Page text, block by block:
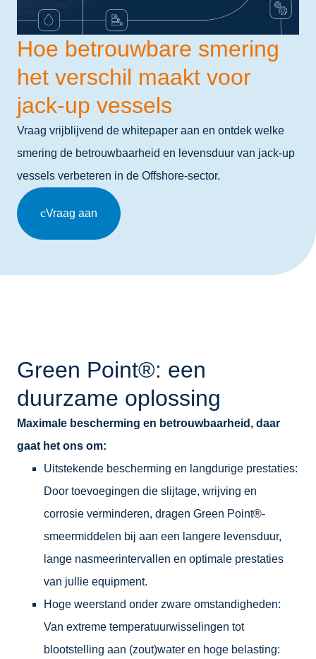
Hoe betrouwbare smering
het verschil maakt voor
jack‑up vessels
Vraag vrijblijvend de whitepaper aan en ontdek welke
smering de betrouwbaarheid en levensduur van jack‑up
vessels verbeteren in de Offshore‑sector.
Vraag aan
Green Point®: een
duurzame oplossing
Maximale bescherming en betrouwbaarheid, daar
gaat het ons om:
Uitstekende bescherming en langdurige prestaties:
Door toevoegingen die slijtage, wrijving en
corrosie verminderen, dragen Green Point®-
smeermiddelen bij aan een langere levensduur,
lange nasmeerintervallen en optimale prestaties
van jullie equipment.
Hoge weerstand onder zware omstandigheden:
Van extreme temperatuurwisselingen tot
blootstelling aan (zout)water en hoge belasting: